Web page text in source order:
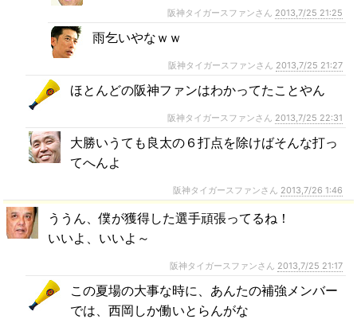
阪神タイガースファンさん 2013,7/25 21:25
雨乞いやなｗｗ
阪神タイガースファンさん 2013,7/25 21:27
ほとんどの阪神ファンはわかってたことやん
阪神タイガースファンさん 2013,7/25 22:31
大勝いうても良太の６打点を除けばそんな打っ
てへんよ
阪神タイガースファンさん 2013,7/26 1:46
ううん、僕が獲得した選手頑張ってるね！
いいよ、いいよ～
阪神タイガースファンさん 2013,7/25 21:17
この夏場の大事な時に、あんたの補強メンバー
では、西岡しか働いとらんがな